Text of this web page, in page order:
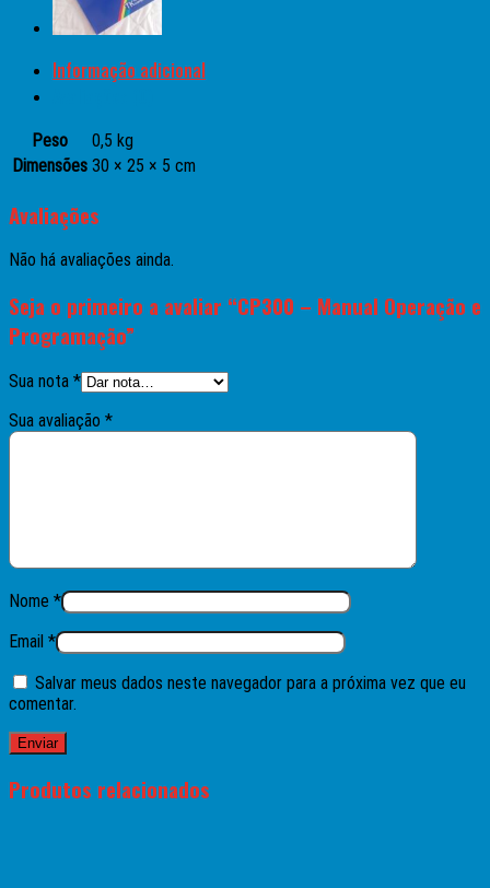
Informação adicional
Peso
0,5 kg
Dimensões 30 × 25 × 5 cm
Avaliações
Não há avaliações ainda.
Seja o primeiro a avaliar “CP300 – Manual Operação e
Programação”
Sua nota *
Sua avaliação *
Nome *
Email *
Salvar meus dados neste navegador para a próxima vez que eu
comentar.
Produtos relacionados